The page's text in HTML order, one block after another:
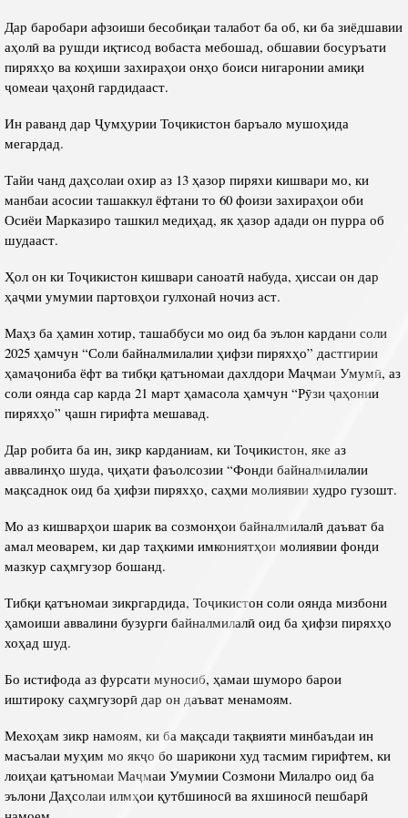
Дар баробари афзоиши бесобиқаи талабот ба об, ки ба зиёдшавии
аҳолӣ ва рушди иқтисод вобаста мебошад, обшавии босуръати
пиряхҳо ва коҳиши захираҳои онҳо боиси нигаронии амиқи
ҷомеаи ҷаҳонӣ гардидааст.
Ин раванд дар Ҷумҳурии Тоҷикистон баръало мушоҳида
мегардад.
Тайи чанд даҳсолаи охир аз 13 ҳазор пиряхи кишвари мо, ки
манбаи асосии ташаккул ёфтани то 60 фоизи захираҳои оби
Осиёи Марказиро ташкил медиҳад, як ҳазор адади он пурра об
шудааст.
Ҳол он ки Тоҷикистон кишвари саноатӣ набуда, ҳиссаи он дар
ҳаҷми умумии партовҳои гулхонаӣ ночиз аст.
Маҳз ба ҳамин хотир, ташаббуси мо оид ба эълон кардани соли
2025 ҳамчун “Соли байналмилалии ҳифзи пиряхҳо” дастгирии
ҳамаҷониба ёфт ва тибқи қатъномаи дахлдори Маҷмаи Умумӣ, аз
соли оянда сар карда 21 март ҳамасола ҳамчун “Рӯзи ҷаҳонии
пиряхҳо” ҷашн гирифта мешавад.
Дар робита ба ин, зикр карданиам, ки Тоҷикистон, яке аз
аввалинҳо шуда, ҷиҳати фаъолсозии “Фонди байналмилалии
мақсаднок оид ба ҳифзи пиряхҳо, саҳми молиявии худро гузошт.
Мо аз кишварҳои шарик ва созмонҳои байналмилалӣ даъват ба
амал меоварем, ки дар таҳкими имкониятҳои молиявии фонди
мазкур саҳмгузор бошанд.
Тибқи қатъномаи зикргардида, Тоҷикистон соли оянда мизбони
ҳамоиши аввалини бузурги байналмилалӣ оид ба ҳифзи пиряхҳо
хоҳад шуд.
Бо истифода аз фурсати муносиб, ҳамаи шуморо барои
иштироку саҳмгузорӣ дар он даъват менамоям.
Мехоҳам зикр намоям, ки ба мақсади тақвияти минбаъдаи ин
масъалаи муҳим мо якҷо бо шарикони худ тасмим гирифтем, ки
лоиҳаи қатъномаи Маҷмаи Умумии Созмони Милалро оид ба
эълони Даҳсолаи илмҳои қутбшиносӣ ва яхшиносӣ пешбарӣ